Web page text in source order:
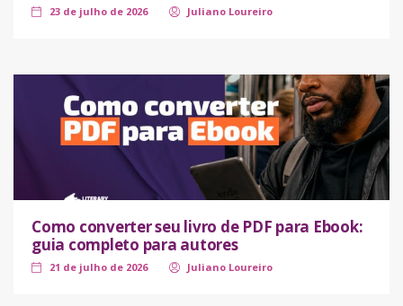
23 de julho de 2026 Juliano Loureiro
Como converter seu livro de PDF para Ebook:
guia completo para autores
21 de julho de 2026 Juliano Loureiro